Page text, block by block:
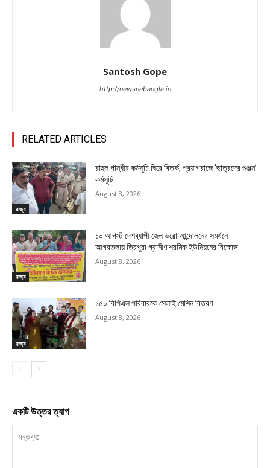
Santosh Gope
http://newsnebangla.in
RELATED ARTICLES
রাজ্য
রাহুল গান্ধীর কর্মসূচি ঘিরে বিতর্ক, প্রয়াগরাজে ‘ছাত্রদের গুঞ্জন’
কর্মসূচি
August 8, 2026
রাজ্য
১০ আগস্ট দেশব্যাপী জেল ভরো আন্দোলনের সমর্থনে
আগরতলায় ত্রিপুরা গ্রামীণ শ্রমিক ইউনিয়নের বিক্ষোভ
August 8, 2026
রাজ্য
১৫০ বিপিএল পরিবারকে সেলাই মেশিন বিতরণ
August 8, 2026
একটি উত্তর ত্যাগ